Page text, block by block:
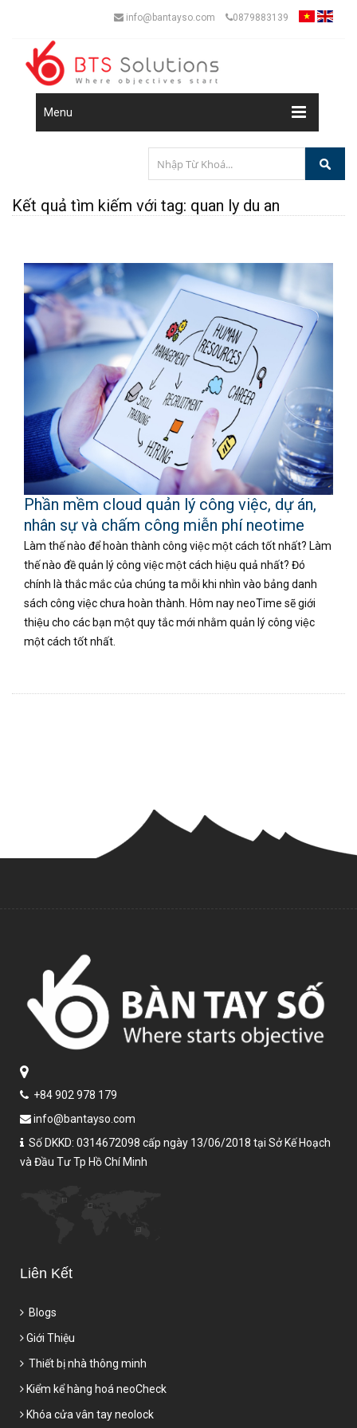
info@bantayso.com 0879883139
Menu
Kết quả tìm kiếm với tag: quan ly du an
Phần mềm cloud quản lý công việc, dự án,
nhân sự và chấm công miễn phí neotime
Làm thế nào để hoàn thành công việc một cách tốt nhất? Làm
thế nào đề quản lý công việc một cách hiệu quả nhất? Đó
chính là thắc mắc của chúng ta mỗi khi nhìn vào bảng danh
sách công việc chưa hoàn thành. Hôm nay neoTime sẽ giới
thiệu cho các bạn một quy tắc mới nhằm quản lý công việc
một cách tốt nhất.
+84 902 978 179
info@bantayso.com
Số DKKD: 0314672098 cấp ngày 13/06/2018 tại Sở Kế Hoạch
và Đầu Tư Tp Hồ Chí Minh
Liên Kết
Blogs
Giới Thiệu
Thiết bị nhà thông minh
Kiểm kể hàng hoá neoCheck
Khóa cửa vân tay neolock